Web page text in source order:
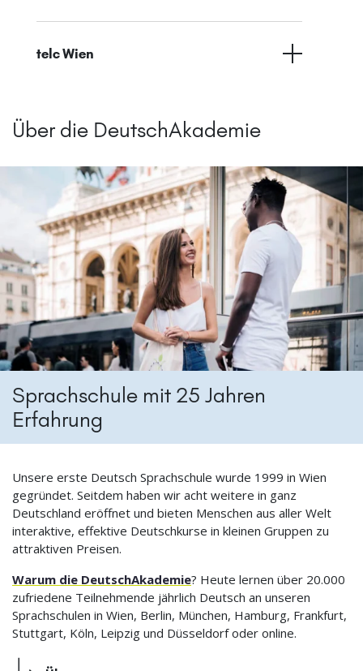
telc Wien
Über die DeutschAkademie
Sprachschule mit 25 Jahren
Erfahrung
Unsere erste Deutsch Sprachschule wurde 1999 in Wien
gegründet. Seitdem haben wir acht weitere in ganz
Deutschland eröffnet und bieten Menschen aus aller Welt
interaktive, effektive Deutschkurse in kleinen Gruppen zu
attraktiven Preisen.
Warum die DeutschAkademie? Heute lernen über 20.000
zufriedene Teilnehmende jährlich Deutsch an unseren
Sprachschulen in Wien, Berlin, München, Hamburg, Frankfurt,
Stuttgart, Köln, Leipzig und Düsseldorf oder online.